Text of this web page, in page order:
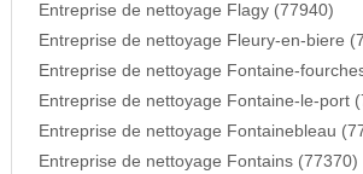
Entreprise de nettoyage Flagy (77940)
Entreprise de nettoyage Fleury-en-biere
Entreprise de nettoyage Fontaine-
Entreprise de nettoyage Fontaine-le-port
Entreprise de nettoyage Fontainebleau
Entreprise de nettoyage Fontains (77370)